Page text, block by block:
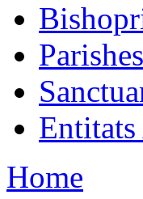
Parishes
Home